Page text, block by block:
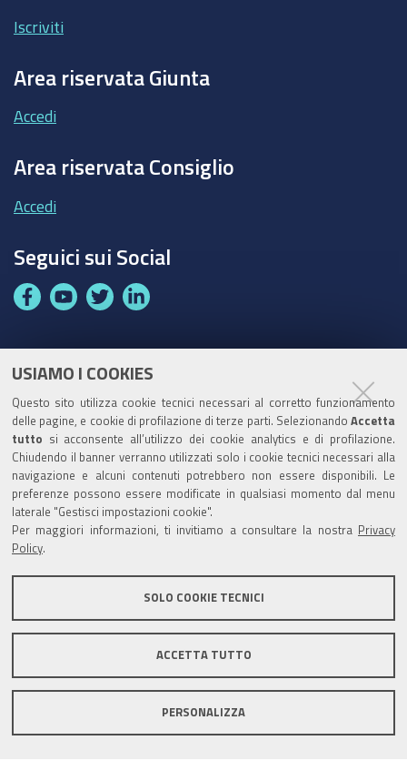
USIAMO I COOKIES
Questo sito utilizza cookie tecnici necessari al corretto funzionamento
delle pagine, e cookie di profilazione di terze parti. Selezionando Accetta
tutto si acconsente all’utilizzo dei cookie analytics e di profilazione.
Chiudendo il banner verranno utilizzati solo i cookie tecnici necessari alla
navigazione e alcuni contenuti potrebbero non essere disponibili. Le
preferenze possono essere modificate in qualsiasi momento dal menu
laterale "Gestisci impostazioni cookie".
Per maggiori informazioni, ti invitiamo a consultare la nostra
Privacy
Policy
SOLO COOKIE TECNICI
ACCETTA TUTTO
PERSONALIZZA
Iscriviti
Area riservata Giunta
Accedi
Area riservata Consiglio
Accedi
Seguici sui Social
F
e
o
o
k
Y
t
b
e
T
t
e
r
L
k
d
I
n
Codice Univoco Ufficio:UF1SDE
I soggetti privati potranno effettuare i pagamenti
tramite PagoPA con Modalità diretta o con Avviso di
pagamento al seguente linkPaga con PagoPA
Codice IBAN per le pubbliche amministrazioni
Banca D’Italia: IT96Z0100004306TU0000007079
Mappa del sito Privacy policy
Note legali
Area riservata Credits